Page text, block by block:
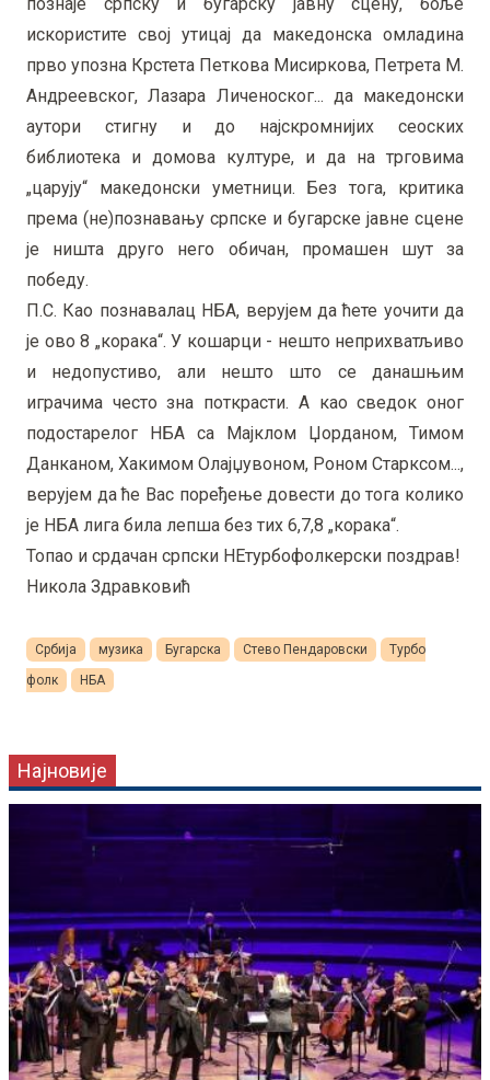
искористите свој утицај да македонска омладина
прво упозна Крстета Петкова Мисиркова, Петрета М.
Андреевског, Лазара Личеноског... да македонски
аутори стигну и до најскромнијих сеоских
библиотека и домова културе, и да на трговима
„царују“ македонски уметници. Без тога, критика
према (не)познавању српске и бугарске јавне сцене
је ништа друго него обичан, промашен шут за
победу.
П.С. Као познавалац НБА, верујем да ћете уочити да
је ово 8 „корака“. У кошарци - нешто неприхватљиво
и недопустиво, али нешто што се данашњим
играчима често зна поткрасти. А као сведок оног
подостарелог НБА са Мајклом Џорданом, Тимом
Данканом, Хакимом Олајџувоном, Роном Старксом...,
верујем да ће Вас поређење довести до тога колико
је НБА лига била лепша без тих 6,7,8 „корака“.
Топао и срдачан српски НЕтурбофолкерски поздрав!
Никола Здравковић
Србија музика Бугарска Стево Пендаровски
Турбо
фолк
НБА
Најновије